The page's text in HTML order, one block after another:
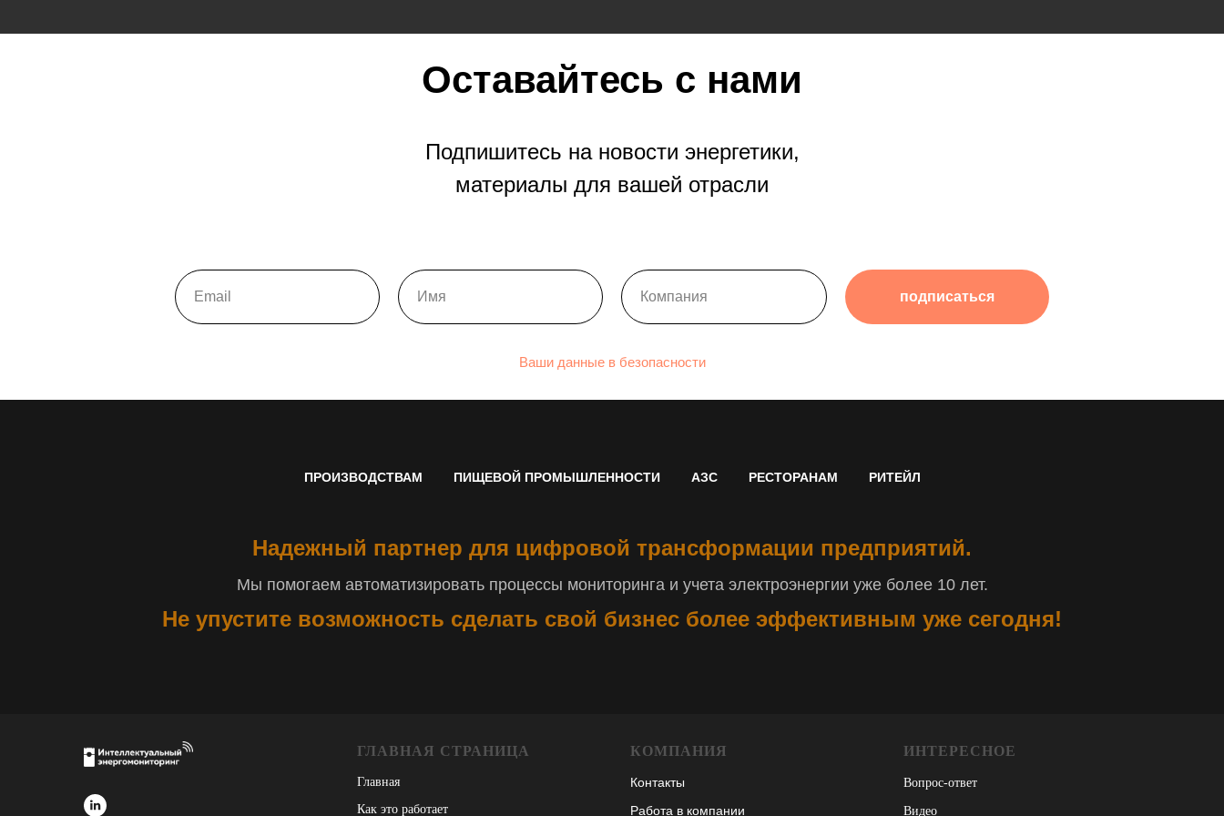
Оставайтесь с нами
Подпишитесь на новости энергетики,
материалы для вашей отрасли
подписаться
Ваши данные в безопасности
ПРОИЗВОДСТВАМ ПИЩЕВОЙ ПРОМЫШЛЕННОСТИ АЗС РЕСТОРАНАМ РИТЕЙЛ
Надежный партнер для цифровой трансформации предприятий.
Мы помогаем автоматизировать процессы мониторинга и учета электроэнергии уже более 10 лет.
Не упустите возможность сделать свой бизнес более эффективным уже сегодня!
ГЛАВНАЯ СТРАНИЦА
Главная
Как это работает
КОМПАНИЯ
Контакты
Работа в компании
ИНТЕРЕСНОЕ
Вопрос-ответ
Видео